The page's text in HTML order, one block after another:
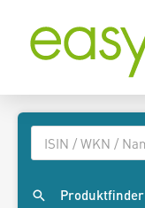
Produktfinder